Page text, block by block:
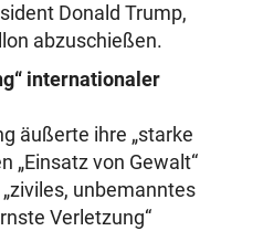
Donald Trump,
abzuschießen.
internationaler
äußerte ihre „starke
„Einsatz von Gewalt“
unbemanntes
Verletzung“